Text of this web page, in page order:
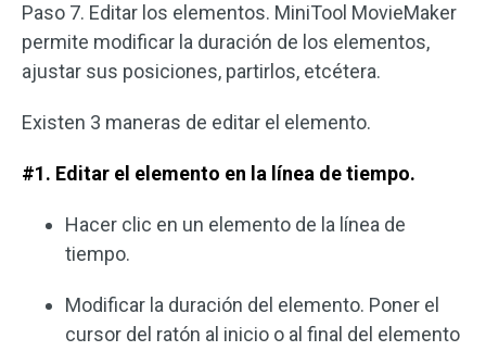
Paso 7. Editar los elementos. MiniTool MovieMaker
permite modificar la duración de los elementos,
ajustar sus posiciones, partirlos, etcétera.
Existen 3 maneras de editar el elemento.
#1. Editar el elemento en la línea de tiempo.
Hacer clic en un elemento de la línea de
tiempo.
Modificar la duración del elemento. Poner el
cursor del ratón al inicio o al final del elemento